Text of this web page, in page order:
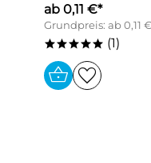
ab 0,11 €*
Grundpreis: ab 0,11
***** (1)